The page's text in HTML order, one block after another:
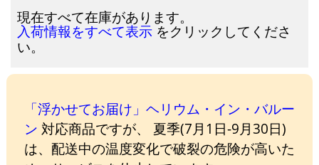
現在すべて在庫があります。
入荷情報をすべて表示 をクリックしてくださ
い。
「浮かせてお届け」ヘリウム・イン・バルー
ン 対応商品ですが、 夏季(7月1日-9月30日)
は、配送中の温度変化で破裂の危険が高いた